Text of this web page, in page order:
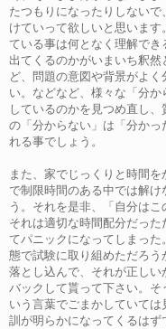
たつもりになったりしない
けていって欲しいと思いま
ている事は何となく理解で
出てくるのかがいまいち釈
ど、問題の意図や背景がよ
い。などなど、様々な「分
しているのかを見つめ直し
の「分からない」は「分かっ
れる事でしょう。
また、家でじっくりと時間
で制限時間のある中では解
う。それを是非、「自分はこ
それは適切な時間配分だっ
てパニックになってしまっ
態で試験に取り組めただろ
落とし込んで、それが正し
バックして貰って下さい。そ
いう言葉でごまかしていて
訓が明らかになってくるは